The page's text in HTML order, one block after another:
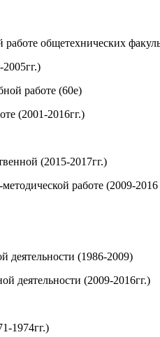
общетехнических
работе (60е)
(2001-2016гг.)
(2015-2017гг.)
работе (2009-2016
деятельности (1986-2009)
деятельности (2009-2016гг.)
1974гг.)